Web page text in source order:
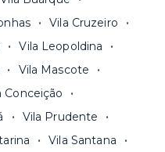
Vila Cruzeiro
Vila Leopoldina
Vila Mascote
Conceição
Vila Prudente
Vila Santana